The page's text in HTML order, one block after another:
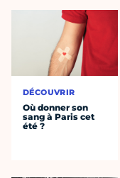
DÉCOUVRIR
Où donner son
sang à Paris cet
été ?